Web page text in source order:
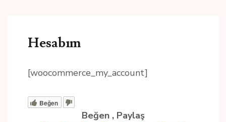
Hesabım
[woocommerce_my_account]
Beğen
Beğen , Paylaş